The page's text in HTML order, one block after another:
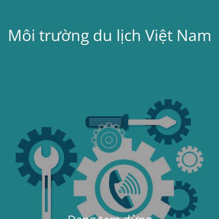
Môi trường du lịch Việt Nam